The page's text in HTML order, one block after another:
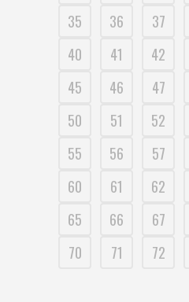
35
36 37
40
41 42
45
46 47
50
51 52
55
56 57
60
61 62
65
66 67
70
71 72